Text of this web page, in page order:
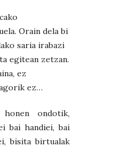
Orain dela bi
saria irabazi
egitean zetzan.
ez
ez…
honen ondotik,
bai handiei, bai
bisita birtualak